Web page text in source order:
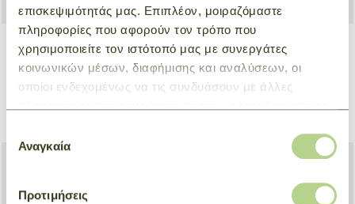
επισκεψιμότητάς μας. Επιπλέον, μοιραζόμαστε
πληροφορίες που αφορούν τον τρόπο που
χρησιμοποιείτε τον ιστότοπό μας με συνεργάτες
κοινωνικών μέσων, διαφήμισης και αναλύσεων, οι
οποίοι ενδεχομένως να τις συνδυάσουν με άλλες
των υπηρεσιών τους.
συγκατάθεσης
Αναγκαία
Προτιμήσεις
Plant Based Resin
Sunglasses
Acetate Sunglasses
Μωβ
€ 190,00